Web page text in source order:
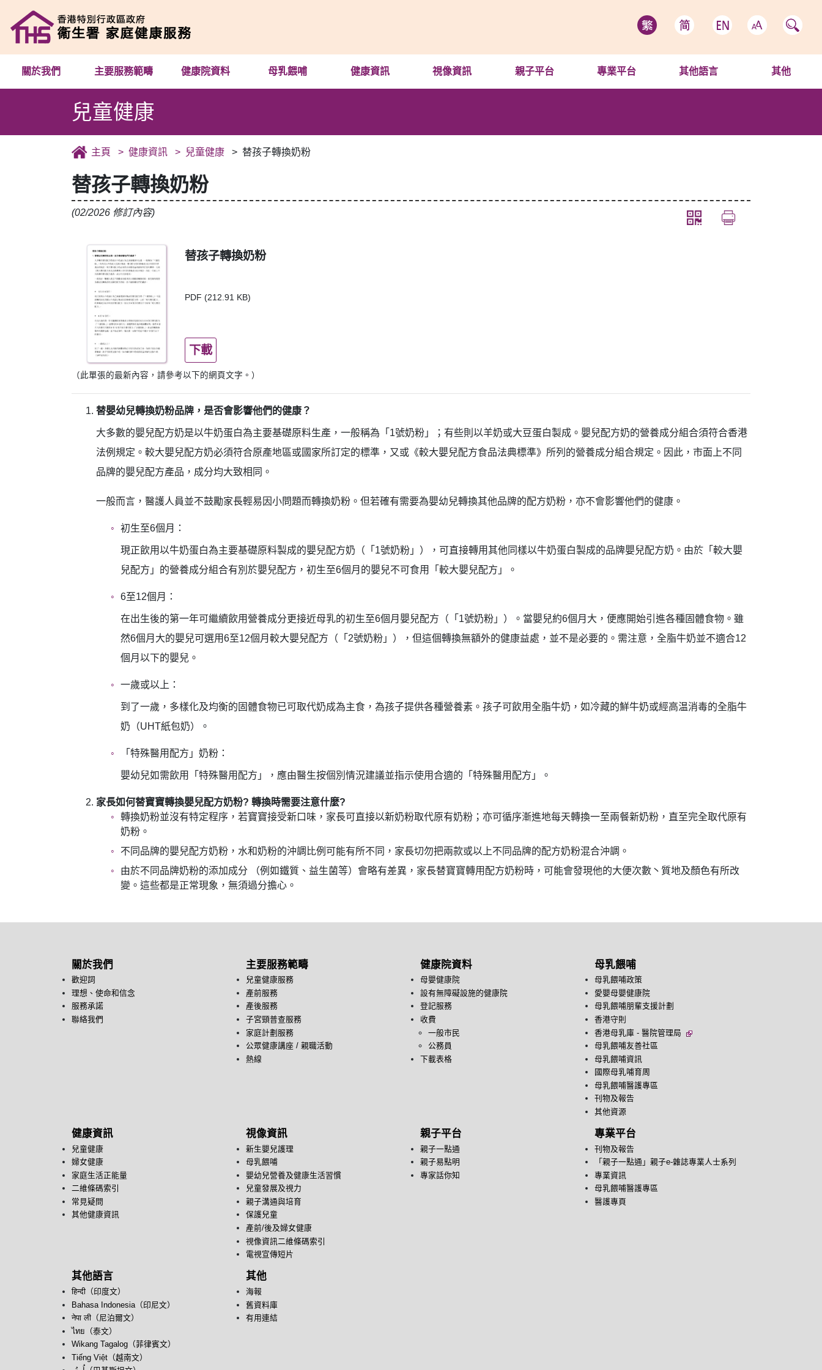
關於我們 主要服務範疇 健康院資料 母乳餵哺 健康資訊 視像資訊 親子平台 專業平台 其他語言 其他
兒童健康
主頁 健康資訊 兒童健康 替孩子轉換奶粉
替孩子轉換奶粉
(02/2026 修訂內容)
替孩子轉換奶粉
PDF (212.91 KB)
下載
（此單張的最新內容，請參考以下的網頁文字。）
替嬰幼兒轉換奶粉品牌，是否會影響他們的健康？
大多數的嬰兒配方奶是以牛奶蛋白為主要基礎原料生產，一般稱為「1號奶粉」；有些則以羊奶或大豆蛋白製成。嬰兒配方奶的營養成分組合須符合香港
法例規定。較大嬰兒配方奶必須符合原產地區或國家所訂定的標準，又或《較大嬰兒配方食品法典標準》所列的營養成分組合規定。因此，市面上不同
品牌的嬰兒配方產品，成分均大致相同。
一般而言，醫護人員並不鼓勵家長輕易因小問題而轉換奶粉。但若確有需要為嬰幼兒轉換其他品牌的配方奶粉，亦不會影響他們的健康。
初生至6個月：
現正飲用以牛奶蛋白為主要基礎原料製成的嬰兒配方奶（「1號奶粉」），可直接轉用其他同樣以牛奶蛋白製成的品牌嬰兒配方奶。由於「較大嬰
兒配方」的營養成分組合有別於嬰兒配方，初生至6個月的嬰兒不可食用「較大嬰兒配方」。
6至12個月：
在出生後的第一年可繼續飲用營養成分更接近母乳的初生至6個月嬰兒配方（「1號奶粉」）。當嬰兒約6個月大，便應開始引進各種固體食物。雖
然6個月大的嬰兒可選用6至12個月較大嬰兒配方（「2號奶粉」），但這個轉換無額外的健康益處，並不是必要的。需注意，全脂牛奶並不適合12
個月以下的嬰兒。
一歲或以上：
到了一歲，多樣化及均衡的固體食物已可取代奶成為主食，為孩子提供各種營養素。孩子可飲用全脂牛奶，如冷藏的鮮牛奶或經高温消毒的全脂牛
奶（UHT紙包奶）。
「特殊醫用配方」奶粉：
嬰幼兒如需飲用「特殊醫用配方」，應由醫生按個別情況建議並指示使用合適的「特殊醫用配方」。
家長如何替寶寶轉換嬰兒配方奶粉? 轉換時需要注意什麼?
轉換奶粉並沒有特定程序，若寶寶接受新口味，家長可直接以新奶粉取代原有奶粉；亦可循序漸進地每天轉換一至兩餐新奶粉，直至完全取代原有
奶粉。
不同品牌的嬰兒配方奶粉，水和奶粉的沖調比例可能有所不同，家長切勿把兩款或以上不同品牌的配方奶粉混合沖調。
由於不同品牌奶粉的添加成分 （例如鐵質、益生菌等）會略有差異，家長替寶寶轉用配方奶粉時，可能會發現他的大便次數丶質地及顏色有所改
變。這些都是正常現象，無須過分擔心。
關於我們
歡迎詞
理想、使命和信念
服務承諾
聯絡我們
主要服務範疇
兒童健康服務
產前服務
產後服務
子宮頸普查服務
家庭計劃服務
公眾健康講座 / 親職活動
熱線
健康院資料
母嬰健康院
設有無障礙設施的健康院
登記服務
收費
一般市民
公務員
下載表格
母乳餵哺
母乳餵哺政策
愛嬰母嬰健康院
母乳餵哺朋輩支援計劃
香港守則
香港母乳庫 - 醫院管理局
母乳餵哺友善社區
母乳餵哺資訊
國際母乳哺育周
母乳餵哺醫護專區
刊物及報告
其他資源
健康資訊
兒童健康
婦女健康
家庭生活正能量
二維條碼索引
常見疑問
其他健康資訊
視像資訊
新生嬰兒護理
母乳餵哺
嬰幼兒營養及健康生活習慣
兒童發展及視力
親子溝通與培育
保護兒童
產前/後及婦女健康
視像資訊二維條碼索引
電視宣傳短片
親子平台
親子一點通
親子易點明
專家話你知
專業平台
刊物及報告
「親子一點通」親子e-雜誌專業人士系列
專業資訊
母乳餵哺醫護專區
醫護專頁
其他語言
हिन्दी（印度文）
Bahasa Indonesia（印尼文）
नेपा ली（尼泊爾文）
ไทย（泰文）
Wikang Tagalog（菲律賓文）
Tiếng Việt（越南文）
其他
海報
舊資料庫
有用連結